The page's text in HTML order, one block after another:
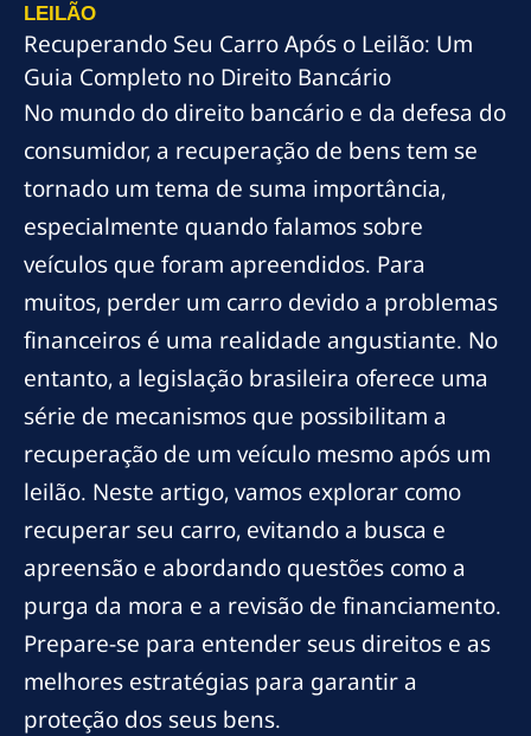
LEILÃO
Recuperando Seu Carro Após o Leilão: Um
Guia Completo no Direito Bancário
No mundo do direito bancário e da defesa do
consumidor, a recuperação de bens tem se
tornado um tema de suma importância,
especialmente quando falamos sobre
veículos que foram apreendidos. Para
muitos, perder um carro devido a problemas
financeiros é uma realidade angustiante. No
entanto, a legislação brasileira oferece uma
série de mecanismos que possibilitam a
recuperação de um veículo mesmo após um
leilão. Neste artigo, vamos explorar como
recuperar seu carro, evitando a busca e
apreensão e abordando questões como a
purga da mora e a revisão de financiamento.
Prepare-se para entender seus direitos e as
melhores estratégias para garantir a
proteção dos seus bens.